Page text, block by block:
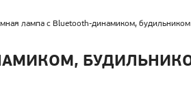
лампа с Bluetooth-динамиком,